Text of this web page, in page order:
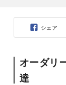
シェア
オーダリ
達